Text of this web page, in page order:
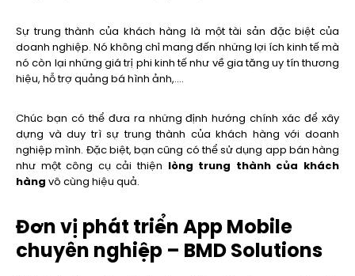
Sự trung thành của khách hàng là một tài sản đặc biệt của
doanh nghiệp. Nó không chỉ mang đến những lợi ích kinh tế mà
nó còn lại những giá trị phi kinh tế như về gia tăng uy tín thương
hiệu, hỗ trợ quảng bá hình ảnh,….
Chúc bạn có thể đưa ra những định hướng chính xác để xây
dựng và duy trì sự trung thành của khách hàng với doanh
nghiệp mình. Đặc biệt, bạn cũng có thể sử dụng app bán hàng
như một công cụ cải thiện lòng trung thành của khách
hàng vô cùng hiệu quả.
Đơn vị phát triển App Mobile
chuyên nghiệp – BMD Solutions